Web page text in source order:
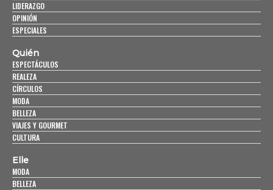
LIDERAZGO
OPINIÓN
ESPECIALES
Quién
ESPECTÁCULOS
REALEZA
CÍRCULOS
MODA
BELLEZA
VIAJES Y GOURMET
CULTURA
Elle
MODA
BELLEZA